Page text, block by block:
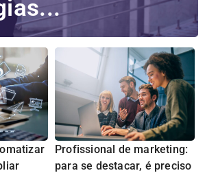
Profissional de marketing:
para se destacar, é preciso